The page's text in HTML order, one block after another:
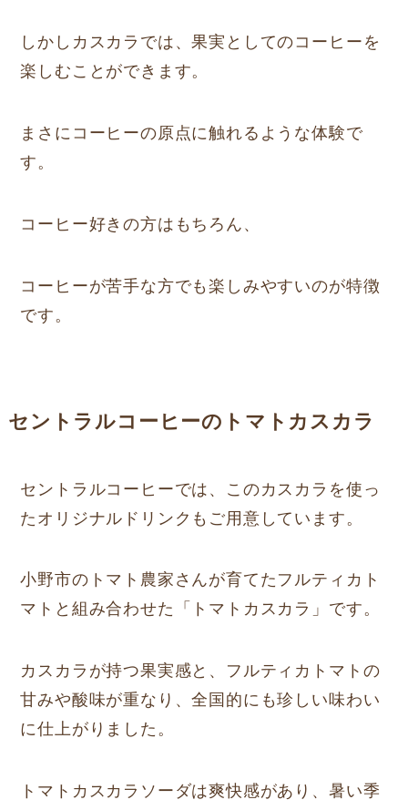
しかしカスカラでは、果実としてのコーヒーを
楽しむことができます。
まさにコーヒーの原点に触れるような体験で
す。
コーヒー好きの方はもちろん、
コーヒーが苦手な方でも楽しみやすいのが特徴
です。
セントラルコーヒーのトマトカスカラ
セントラルコーヒーでは、このカスカラを使っ
たオリジナルドリンクもご用意しています。
小野市のトマト農家さんが育てたフルティカト
マトと組み合わせた「トマトカスカラ」です。
カスカラが持つ果実感と、フルティカトマトの
甘みや酸味が重なり、全国的にも珍しい味わい
に仕上がりました。
トマトカスカラソーダは爽快感があり、暑い季